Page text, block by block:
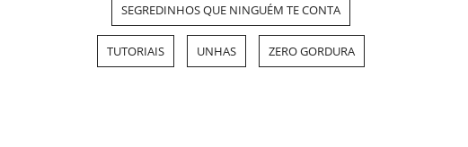
SEGREDINHOS QUE NINGUÉM TE CONTA
TUTORIAIS UNHAS ZERO GORDURA